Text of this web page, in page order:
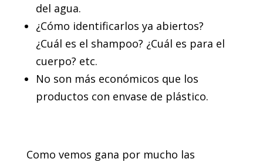
del agua.
¿Cómo identificarlos ya abiertos?
¿Cuál es el shampoo? ¿Cuál es para el
cuerpo? etc.
No son más económicos que los
productos con envase de plástico.
Como vemos gana por mucho las